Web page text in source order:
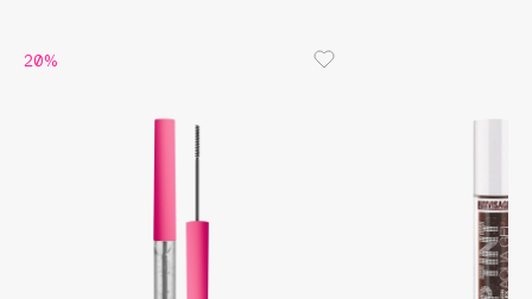
Bebble
20%